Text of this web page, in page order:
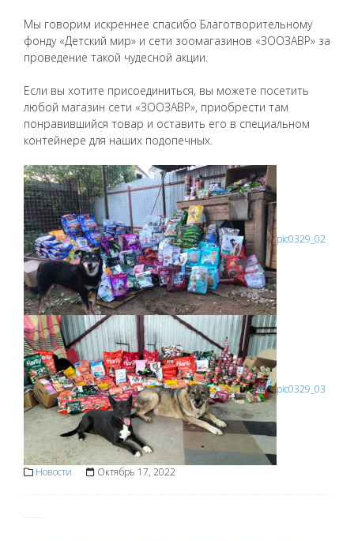
Мы говорим искреннее спасибо Благотворительному
фонду «Детский мир» и сети зоомагазинов «ЗООЗАВР» за
проведение такой чудесной акции.
Если вы хотите присоединиться, вы можете посетить
любой магазин сети «ЗООЗАВР», приобрести там
понравившийся товар и оставить его в специальном
контейнере для наших подопечных.
pic0329_02
pic0329_03
Новости Октябрь 17, 2022